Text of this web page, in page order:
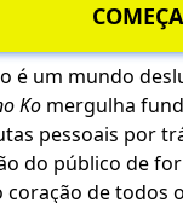
um mundo
Ko mergulha
pessoais por
do público de
de todos